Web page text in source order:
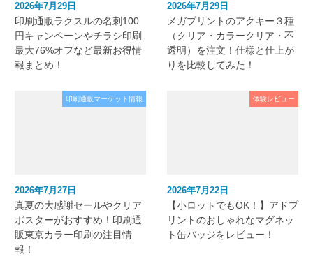
2026年7月29日
印刷通販ラクスルの名刺100
円キャンペーンやチラシ印刷
最大76%オフなど最新お得情
報まとめ！
2026年7月29日
メガプリントのアクキー３種
（クリア・カラークリア・不
透明）を注文！仕様と仕上が
りを比較してみた！
印刷通販マーケット情報
2026年7月27日
真夏の大感謝セールやクリア
ポスターがおすすめ！印刷通
販東京カラー印刷の注目情
報！
体験レビュー
2026年7月22日
【小ロットでもOK！】アドプ
リントのおしゃれなマグネッ
ト缶バッジをレビュー！